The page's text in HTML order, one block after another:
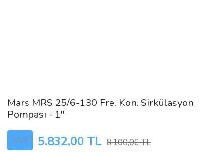
Mars MRS 25/6-130 Fre. Kon. Sirkülasyon
Pompası - 1''
%28 5.832,00 TL 8.100,00 TL